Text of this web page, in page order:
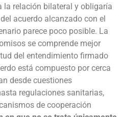
relación bilateral y obligaría
acuerdo alcanzado con el
parece poco posible. La
se comprende mejor
del entendimiento firmado
está compuesto por cerca
desde cuestiones
regulaciones sanitarias,
de cooperación